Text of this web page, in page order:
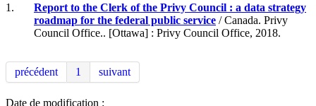
1.
Report to the Clerk of the Privy Council : a data strategy
roadmap for the federal public service / Canada. Privy
Council Office.. [Ottawa] : Privy Council Office, 2018.
précédent 1 suivant
Date de modification :